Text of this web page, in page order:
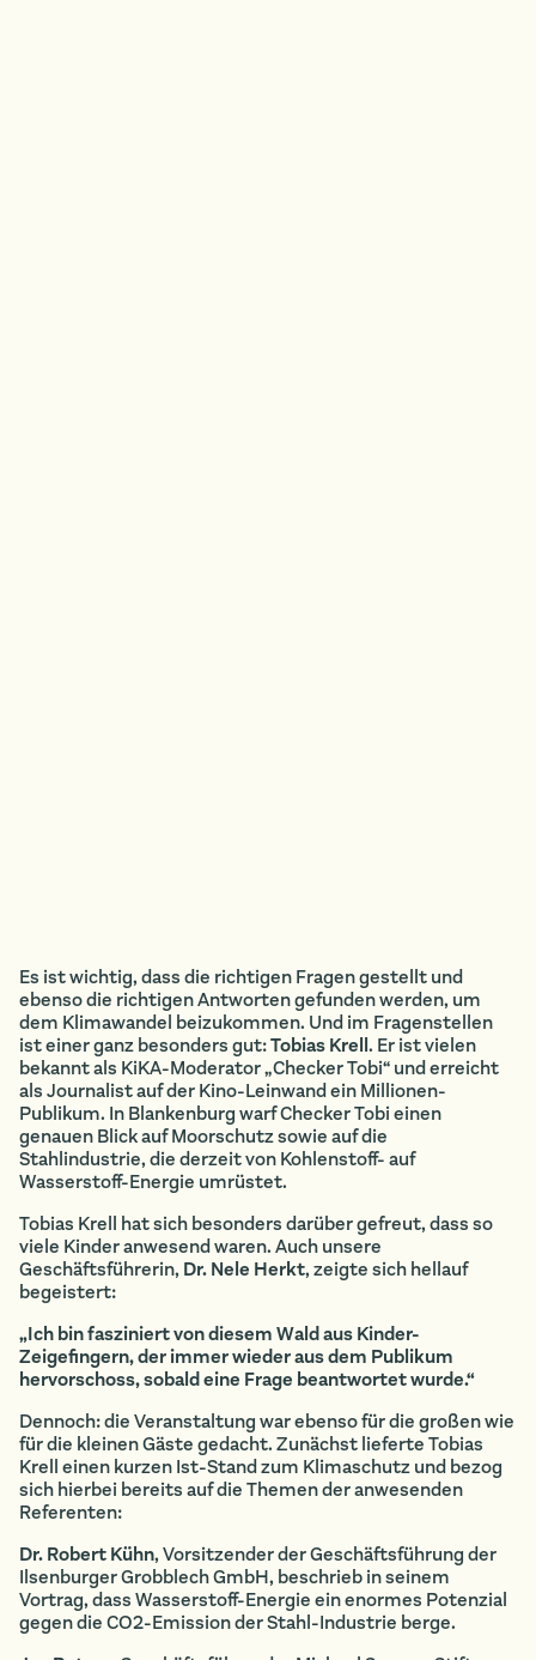
Es ist wichtig, dass die richtigen Fragen gestellt und
ebenso die richtigen Antworten gefunden werden, um
dem Klimawandel beizukommen. Und im Fragenstellen
ist einer ganz besonders gut:Tobias Krell. Er ist vielen
bekannt als KiKA-Moderator „Checker Tobi“ und erreicht
als Journalist auf der Kino-Leinwand ein Millionen-
Publikum. In Blankenburg warf Checker Tobi einen
genauen Blick auf Moorschutz sowie auf die
Stahlindustrie, die derzeit von Kohlenstoff- auf
Wasserstoff-Energie umrüstet.
Tobias Krell hat sich besonders darüber gefreut, dass so
viele Kinder anwesend waren. Auch unsere
Geschäftsführerin, Dr. Nele Herkt, zeigte sich hellauf
begeistert:
„Ich bin fasziniert von diesem Wald aus Kinder-
Zeigefingern, der immer wieder aus dem Publikum
hervorschoss, sobald eine Frage beantwortet wurde.“
Dennoch: die Veranstaltung war ebenso für die großen wie
für die kleinen Gäste gedacht. Zunächst lieferte Tobias
Krell einen kurzen Ist-Stand zum Klimaschutz und bezog
sich hierbei bereits auf die Themen der anwesenden
Referenten:
Dr. Robert Kühn, Vorsitzender der Geschäftsführung der
Ilsenburger Grobblech GmbH, beschrieb in seinem
Vortrag, dass Wasserstoff-Energie ein enormes Potenzial
gegen die CO2-Emission der Stahl-Industrie berge.